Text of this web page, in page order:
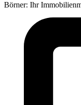
Börner: Ihr